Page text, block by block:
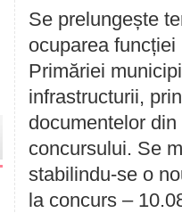
Se prelungește
ocuparea
Primăriei
infrastructurii,
documentelor
concursului. Se
stabilindu-se o
la concurs –